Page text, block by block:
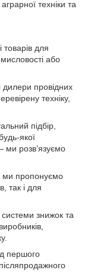
техніки та
товарів для
або
провідних
техніку,
підбір,
якої
ми розв’язуємо
пропонуємо
так і для
знижок та
першого